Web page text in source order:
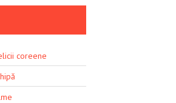
coreene